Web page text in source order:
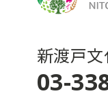
新渡戸
03-